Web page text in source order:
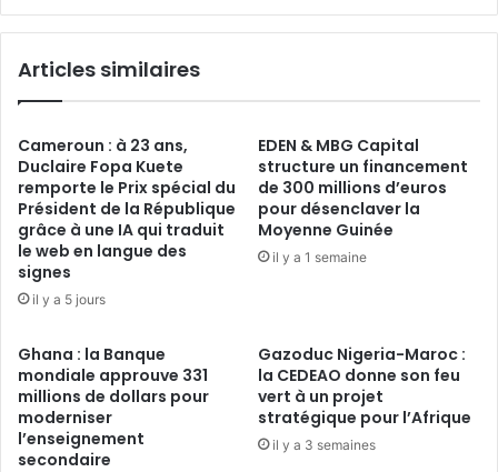
Articles similaires
Cameroun : à 23 ans,
Duclaire Fopa Kuete
remporte le Prix spécial du
Président de la République
grâce à une IA qui traduit
le web en langue des
signes
il y a 5 jours
EDEN & MBG Capital
structure un financement
de 300 millions d’euros
pour désenclaver la
Moyenne Guinée
il y a 1 semaine
Ghana : la Banque
mondiale approuve 331
millions de dollars pour
moderniser
l’enseignement
secondaire
Gazoduc Nigeria-Maroc :
la CEDEAO donne son feu
vert à un projet
stratégique pour l’Afrique
il y a 3 semaines